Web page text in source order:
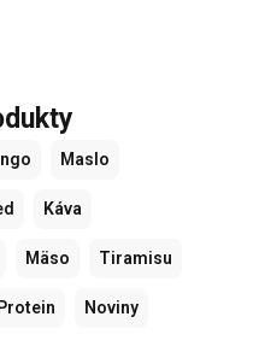
Maslo
Káva
Mäso Tiramisu
Protein Noviny